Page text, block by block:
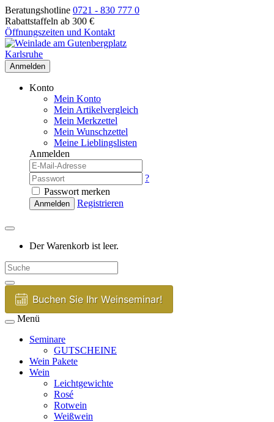
Beratungshotline 0721 - 830 777 0
Rabattstaffeln ab 300 €
Öffnungszeiten und Kontakt
Anmelden
Konto
Mein Konto
Mein Artikelvergleich
Mein Merkzettel
Mein Wunschzettel
Meine Lieblingslisten
Anmelden
?
Passwort merken
Anmelden Registrieren
Der Warenkorb ist leer.
Buchen Sie Ihr Weinseminar!
Menü
Seminare
GUTSCHEINE
Wein Pakete
Wein
Leichtgewichte
Rosé
Rotwein
Weißwein